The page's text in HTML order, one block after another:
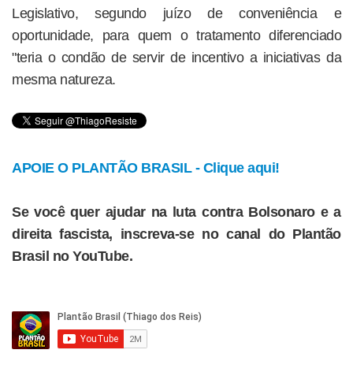
Legislativo, segundo juízo de conveniência e
oportunidade, para quem o tratamento diferenciado
"teria o condão de servir de incentivo a iniciativas da
mesma natureza.
APOIE O PLANTÃO BRASIL - Clique aqui!
Se você quer ajudar na luta contra Bolsonaro e a
direita fascista, inscreva-se no canal do Plantão
Brasil no YouTube.